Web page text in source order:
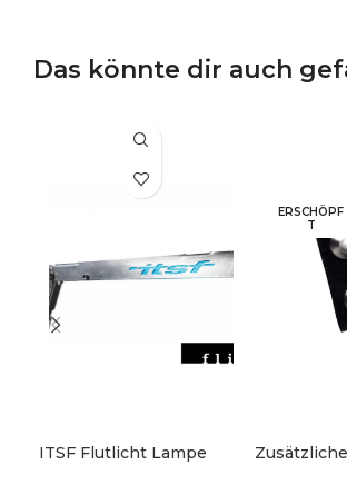
Das könnte dir auch
ITSF Flutlicht Lampe
ERSCHÖPF
T